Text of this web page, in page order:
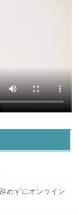
めずにオンライン